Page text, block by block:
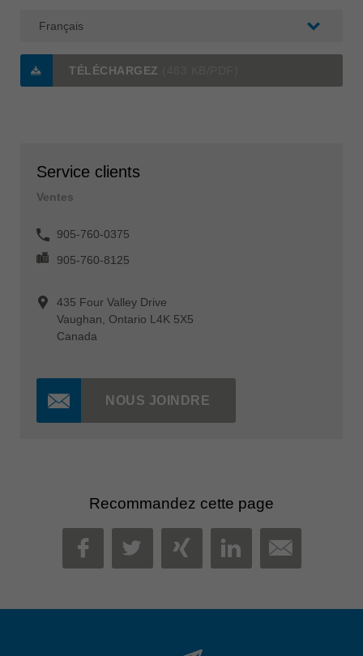
TÉLÉCHARGEZ
Service clients
Ventes
905-760-0375
905-760-8125
435 Four Valley Drive
Vaughan, Ontario L4K 5X5
Canada
NOUS JOINDRE
Recommandez cette page
FACEBOOK
TWITTER
XINGLINKEDIN
MAIL